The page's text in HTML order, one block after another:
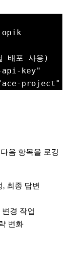
배포 사용)
api-key"
project"
음 항목을 로깅
, 최종 답변
경 작업
변화